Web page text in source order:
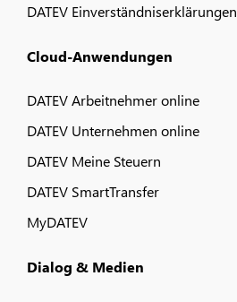
DATEV Einverständniserklärungen
Cloud-Anwendungen
DATEV Arbeitnehmer online
DATEV Unternehmen online
DATEV Meine Steuern
DATEV SmartTransfer
MyDATEV
Dialog & Medien